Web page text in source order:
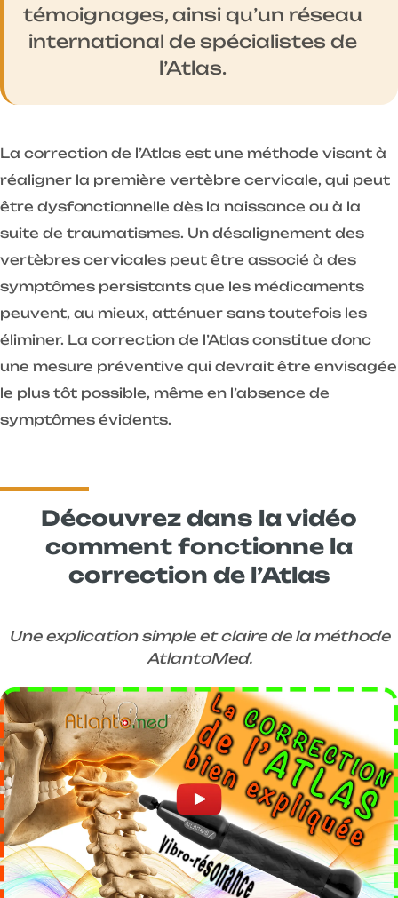
témoignages, ainsi qu’un réseau
international de spécialistes de
l’Atlas.
La correction de l’Atlas est une méthode visant à
réaligner la première vertèbre cervicale, qui peut
être dysfonctionnelle dès la naissance ou à la
suite de traumatismes. Un désalignement des
vertèbres cervicales peut être associé à des
symptômes persistants que les médicaments
peuvent, au mieux, atténuer sans toutefois les
éliminer. La correction de l’Atlas constitue donc
une mesure préventive qui devrait être envisagée
le plus tôt possible, même en l’absence de
symptômes évidents.
Découvrez dans la vidéo
comment fonctionne la
correction de l’Atlas
Une explication simple et claire de la méthode
AtlantoMed.